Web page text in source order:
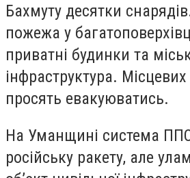
Бахмуту десятки
пожежа у
приватні будинки та
інфраструктура.
просять евакуюватись.
На Уманщині система
російську ракету, але